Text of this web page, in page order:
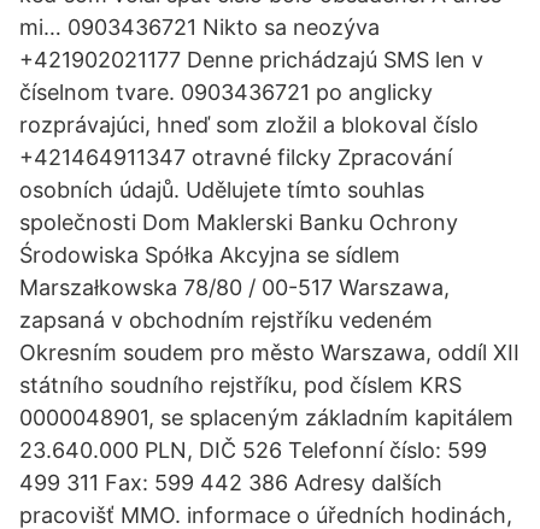
mi… 0903436721 Nikto sa neozýva
+421902021177 Denne prichádzajú SMS len v
číselnom tvare. 0903436721 po anglicky
rozprávajúci, hneď som zložil a blokoval číslo
+421464911347 otravné filcky Zpracování
osobních údajů. Udělujete tímto souhlas
společnosti Dom Maklerski Banku Ochrony
Środowiska Spółka Akcyjna se sídlem
Marszałkowska 78/80 / 00-517 Warszawa,
zapsaná v obchodním rejstříku vedeném
Okresním soudem pro město Warszawa, oddíl XII
státního soudního rejstříku, pod číslem KRS
0000048901, se splaceným základním kapitálem
23.640.000 PLN, DIČ 526 Telefonní číslo: 599
499 311 Fax: 599 442 386 Adresy dalších
pracovišť MMO. informace o úředních hodinách,